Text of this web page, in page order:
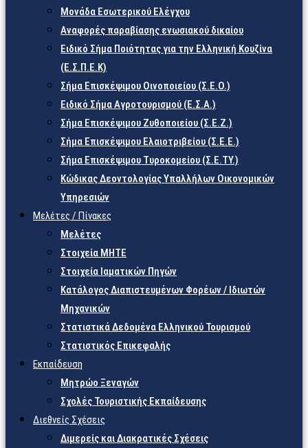
Μονάδα Εσωτερικού Ελέγχου
Αναφορές παραβίασης ενωσιακού δικαίου
Ειδικό Σήμα Ποιότητας για την Ελληνική Κουζίνα
(Ε.Σ.Π.Ε.Κ)
Σήμα Επισκέψιμου Οινοποιείου (Σ.Ε.Ο.)
Ειδικό Σήμα Αγροτουρισμού (Ε.Σ.Α.)
Σήμα Επισκέψιμου Ζυθοποιείου (Σ.Ε.Ζ.)
Σήμα Επισκέψιμου Ελαιοτριβείου (Σ.Ε.Ε.)
Σήμα Επισκέψιμου Τυροκομείου (Σ.Ε.TY.)
Κώδικας Δεοντολογίας Υπαλλήλων Οικονομικών
Υπηρεσιών
Μελέτες / Πίνακες
Μελέτες
Στοιχεία ΜΗΤΕ
Στοιχεία Ιαματικών Πηγών
Κατάλογος Διαπιστευμένων Φορέων / Ιδιωτών
Μηχανικών
Στατιστικά Δεδομένα Ελληνικού Τουρισμού
Στατιστικός Επικεφαλής
Εκπαίδευση
Μητρώο Ξεναγών
Σχολές Τουριστικής Εκπαίδευσης
Διεθνείς Σχέσεις
Διμερείς και Διακρατικές Σχέσεις